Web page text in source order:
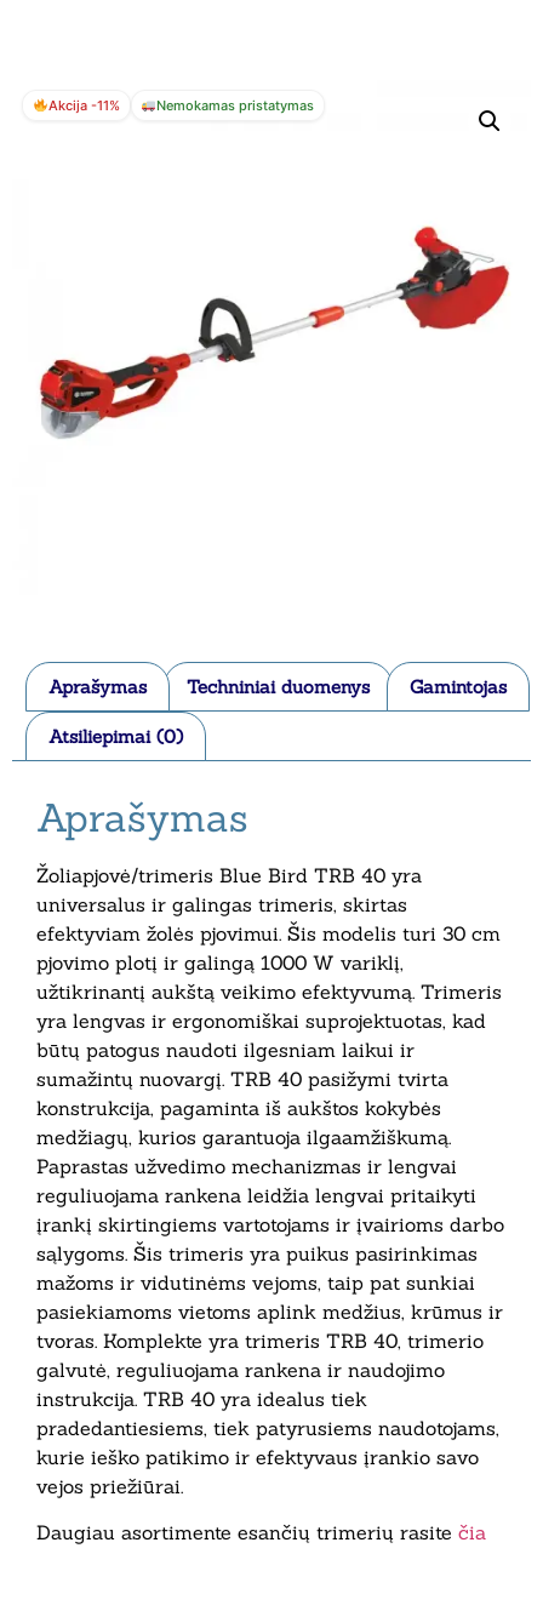
Akcija -11% Nemokamas pristatymas
Aprašymas Techniniai duomenys Gamintojas
Atsiliepimai (0)
Aprašymas
Žoliapjovė/trimeris Blue Bird TRB 40 yra
universalus ir galingas trimeris, skirtas
efektyviam žolės pjovimui. Šis modelis turi 30 cm
pjovimo plotį ir galingą 1000 W variklį,
užtikrinantį aukštą veikimo efektyvumą. Trimeris
yra lengvas ir ergonomiškai suprojektuotas, kad
būtų patogus naudoti ilgesniam laikui ir
sumažintų nuovargį. TRB 40 pasižymi tvirta
konstrukcija, pagaminta iš aukštos kokybės
medžiagų, kurios garantuoja ilgaamžiškumą.
Paprastas užvedimo mechanizmas ir lengvai
reguliuojama rankena leidžia lengvai pritaikyti
įrankį skirtingiems vartotojams ir įvairioms darbo
sąlygoms. Šis trimeris yra puikus pasirinkimas
mažoms ir vidutinėms vejoms, taip pat sunkiai
pasiekiamoms vietoms aplink medžius, krūmus ir
tvoras. Komplekte yra trimeris TRB 40, trimerio
galvutė, reguliuojama rankena ir naudojimo
instrukcija. TRB 40 yra idealus tiek
pradedantiesiems, tiek patyrusiems naudotojams,
kurie ieško patikimo ir efektyvaus įrankio savo
vejos priežiūrai.
Daugiau asortimente esančių trimerių rasite čia